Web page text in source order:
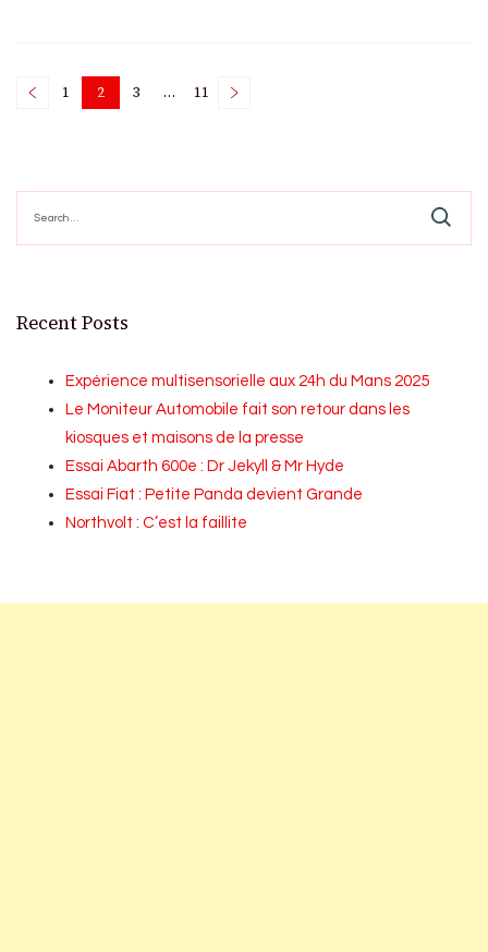
Posts
Page
1 Page
2 Page
3 … Page
11
for:
Recent Posts
Expérience multisensorielle aux 24h du Mans 2025
Le Moniteur Automobile fait son retour dans les
kiosques et maisons de la presse
Essai Abarth 600e : Dr Jekyll & Mr Hyde
Essai Fiat : Petite Panda devient Grande
Northvolt : C’est la faillite